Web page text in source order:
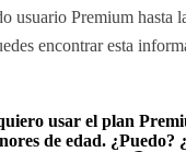
usuario Premium hasta
encontrar esta
usar el plan
de edad. ¿Puedo?